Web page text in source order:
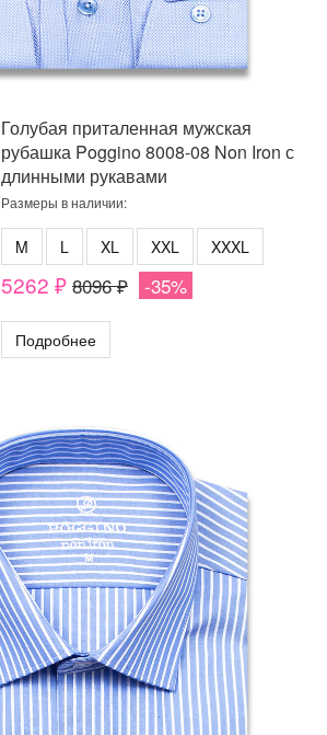
Голубая приталенная мужская
рубашка Poggino 8008-08 Non Iron с
длинными рукавами
Размеры в наличии:
M L XL XXL XXXL
5262 ₽ 8096 ₽ -35%
Подробнее